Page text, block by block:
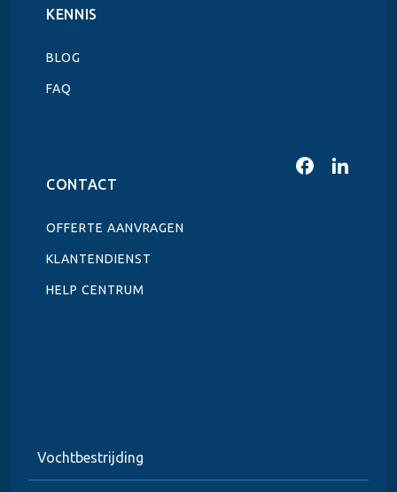
KENNIS
BLOG
FAQ
CONTACT
OFFERTE AANVRAGEN
KLANTENDIENST
HELP CENTRUM
Vochtbestrijding